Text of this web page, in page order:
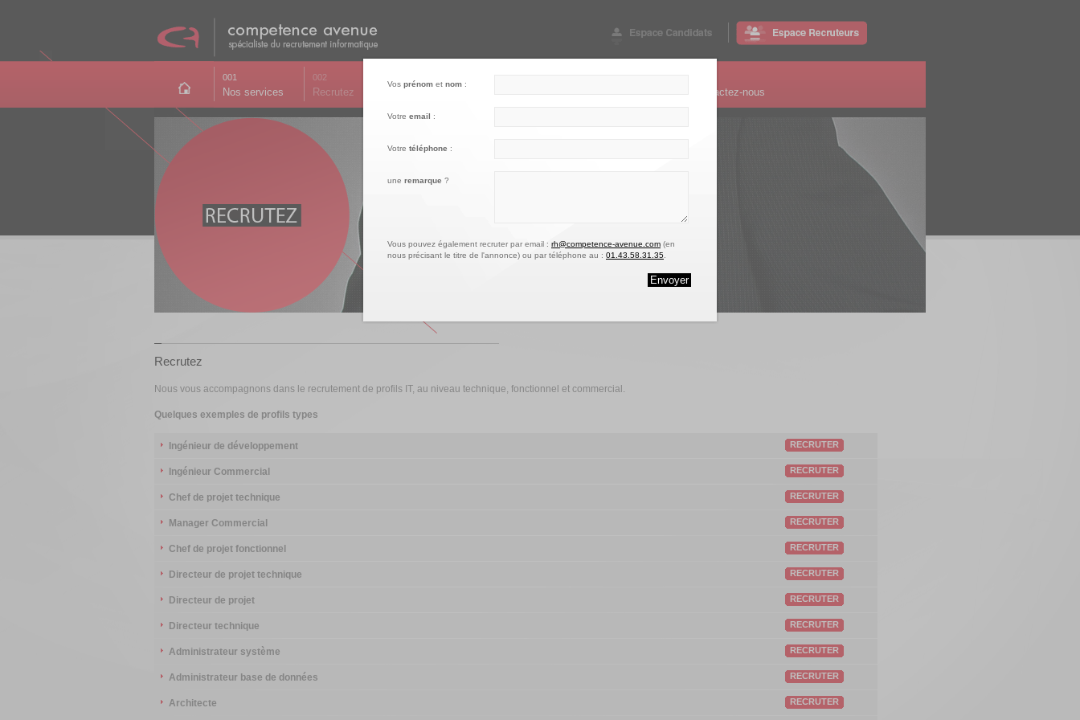
001
Nos services
002
Recrutez Notre engagement Contactez-nous
Recrutez
Nous vous accompagnons dans le recrutement de profils IT, au niveau technique, fonctionnel et commercial.
Quelques exemples de profils types
Ingénieur de développement RECRUTER
Ingénieur Commercial RECRUTER
Chef de projet technique RECRUTER
Manager Commercial RECRUTER
Chef de projet fonctionnel RECRUTER
Directeur de projet technique RECRUTER
Directeur de projet RECRUTER
Directeur technique RECRUTER
Administrateur système RECRUTER
Administrateur base de données RECRUTER
Architecte RECRUTER
Vos prénom et nom :
Votre email :
Votre téléphone :
une remarque ?
Vous pouvez également recruter par email : rh@competence-avenue.com (en
nous précisant le titre de l'annonce) ou par téléphone au : 01.43.58.31.35